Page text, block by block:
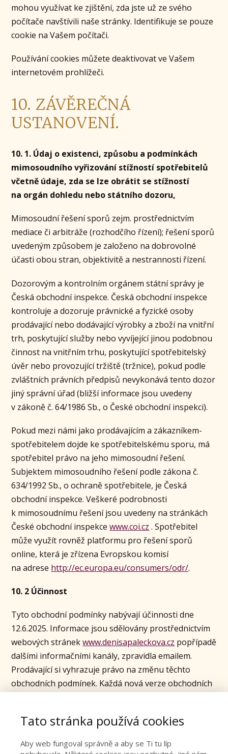
mohou využívat ke zjištění, zda jste už ze svého
počítače navštívili naše stránky. Identifikuje se pouze
cookie na Vašem počítači.
Používání cookies můžete deaktivovat ve Vašem
internetovém prohlížeči.
10. ZÁVĚREČNÁ
USTANOVENÍ.
10. 1. Údaj o existenci, způsobu a podmínkách
mimosoudního vyřizování stížností spotřebitelů
včetně údaje, zda se lze obrátit se stížností
na orgán dohledu nebo státního dozoru,
Mimosoudní řešení sporů zejm. prostřednictvím
mediace či arbitráže (rozhodčího řízení); řešení sporů
uvedeným způsobem je založeno na dobrovolné
účasti obou stran, objektivitě a nestrannosti řízení.
Dozorovým a kontrolním orgánem státní správy je
Česká obchodní inspekce. Česká obchodní inspekce
kontroluje a dozoruje právnické a fyzické osoby
prodávající nebo dodávající výrobky a zboží na vnitřní
trh, poskytující služby nebo vyvíjející jinou podobnou
činnost na vnitřním trhu, poskytující spotřebitelský
úvěr nebo provozující tržiště (tržnice), pokud podle
zvláštních právních předpisů nevykonává tento dozor
jiný správní úřad (bližší informace jsou uvedeny
v zákoně č. 64/1986 Sb., o České obchodní inspekci).
Pokud mezi námi jako prodávajícím a zákazníkem-
spotřebitelem dojde ke spotřebitelskému sporu, má
spotřebitel právo na jeho mimosoudní řešení.
Subjektem mimosoudního řešení podle zákona č.
634/1992 Sb., o ochraně spotřebitele, je Česká
obchodní inspekce. Veškeré podrobnosti
k mimosoudnímu řešení jsou uvedeny na stránkách
České obchodní inspekcewww.coi.cz . Spotřebitel
může využít rovněž platformu pro řešení sporů
online, která je zřízena Evropskou komisí
na adrese http://ec.europa.eu/consumers/odr/.
10. 2 Účinnost
Tyto obchodní podmínky nabývají účinnosti dne
12.6.2025. Informace jsou sdělovány prostřednictvím
webových stránekwww.denisapaleckova.cz popřípadě
dalšími informačními kanály, zpravidla emailem.
Prodávající si vyhrazuje právo na změnu těchto
obchodních podmínek. Každá nová verze obchodních
účinnosti. Veškeré objednávky se vždy řídí aktuální
verzí obchodních podmínek.
Tato stránka používá cookies
Aby web fungoval správně a aby se Ti tu líp